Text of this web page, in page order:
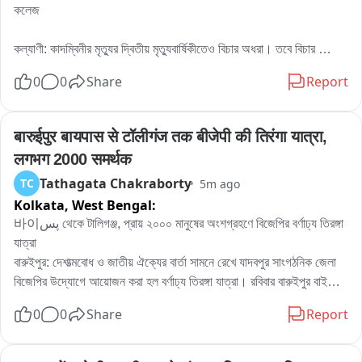
किया जाएगा।
प्रचार वाहन के रवाना होने के दौरान मौजूद पूर्व सैनिकों में भी खासा उत्साह
देखने को मिला। देश की सेवा कर चुके पूर्व सैनिकों ने अभियान के प्रति
उपायुक्त वर्षा खंनगवाल ने जिलेवासियों से अपील करते हुए कहा कि
स्वतंत्रता दिवस देश के प्रत्येक नागरिक के लिए गौरव का पर्व है। ऐसे में हर
व्यक्ति को इस राष्ट्रीय अभियान से जुड़ना चाहिए। उन्होंने कहा कि तिरंगा
हमारी राष्ट्रीय पहचान और गौरव का प्रतीक है, इसलिए इसके सम्मान को
सर्वोच्च प्राथमिकता दी जानी चाहिए।
उन्होंने लोगों से आग्रह किया कि वे अपने घरों, प्रतिष्ठानों और संस्थानों पर
तिरंगा फहराकर ‘हर घर तिरंगा’ अभियान को सफल बनाएं तथा अपने
परिवार, पड़ोस और आसपास के लोगों को भी इस अभियान में भाग लेने के
लिए प्रेरित करें।
जिला प्रशासन की ओर से अभियान को सफल बनाने के लिए व्यापक स्तर
रहकर अपनी ऊर्जा को शिक्षा, खेल, रोजगार और समाज सेवा जैसे
सकारात्मक कार्यों में लगाएं। साथ ही अभिभावकों और ग्रामीणों से भी अपील
की कि वे अपने बच्चों की गतिविधियों पर नजर रखें और नशे की शुरुआत में ही
কলেজ
কল্যাণী: কাদম্বিনীর মৃত্যুর দ্বিতীয় মৃত্যুবার্ষিকীতেও বিচার অধরা। তবে বিচার
শিক্ষক-অধ্যাপক থেকে শুরু করে কলেজের সকলেই। তাঁদের দাবি, এই ঘটনার সঙ্গে
করতে হবে।
কাদম্বিনীর দ্বিতীয় মৃত্যুবার্ষিকী উপলক্ষে রবিবার কল্যাণী কলেজ অব মেডিসিন অ্যান্ড
জেএনএম হাসপাতালে শ্রদ্ধা নিবেদনের আয়োজন করা হয়। তাঁর স্মৃতিতে দুই মিনিট
নীরবতা পালন করেন কলেজের শিক্ষক, অধ্যাপক, সহপাঠী এবং হাসপাতালের চিকিৎসক
ও কর্মীরা। এদিন কাদম্বিনীর আত্মার শান্তি কামনা করে শ্রদ্ধা জানানো হয়।
কলেজের প্রিন্সিপাল মনিদ্বীপ পাল বলেন, “কাদম্বিনী আমাদের কলেজেরই মেয়ে।
আমি ওকে পড়িয়েছি। ওর প্রতি যে বেদনা, তা ভাষায় প্রকাশ করা সম্ভব নয়।
সাধারণ মানুষ মনেপ্রাণে চাই, ও যেন সত্যিকারের বিচার পায়। এই ঘটনার সঙ্গে যারা
আইন ব্যবস্থার প্রতি আমাদের সম্পূর্ণ আস্থা রয়েছে। আমরা আশাবাদী, আইন
0 0 Share Report
बारुईपुर बायपास से टॉलीगंज तक बीजेपी की तिरंगा यात्रा,
लगभग 2000 समर्थक
TC Tathagata Chakraborty 5m ago
Kolkata, West Bengal:
바이پس থেকে টালিগঞ্জ, প্রায় ২০০০ মানুষের অংশগ্রহণে বিজেপির বর্ণাঢ্য তিরঙ্গা
যাত্রা
বারুইপুর: দেশাত্মবোধ ও জাতীয় ঐক্যের বার্তা সামনে রেখে যাদবপুর সাংগঠনিক জেলা
বিজেপির উদ্যোগে আয়োজন করা হল বর্ণাঢ্য তিরঙ্গা যাত্রা। রবিবার বারুইপুর বাইপাস
কর্মসূচিতে অংশ নেন প্রায় ২০০০ মানুষ।
বিভিন্ন দেশাত্মবোধক স্লোগান দিতে দিয়ে এগিয়ে চলে তিরঙ্গা যাত্রা। যাত্রাপথের
0 0 Share Report